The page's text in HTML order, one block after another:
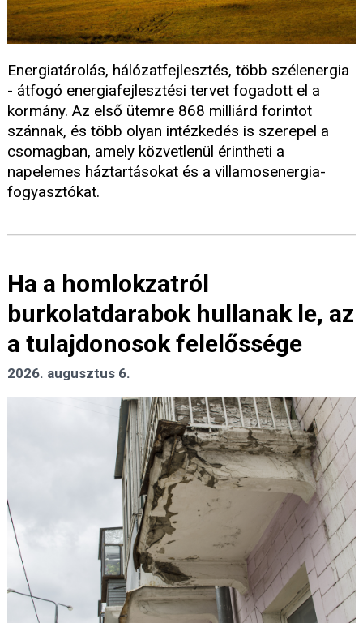
Energiatárolás, hálózatfejlesztés, több szélenergia
- átfogó energiafejlesztési tervet fogadott el a
kormány. Az első ütemre 868 milliárd forintot
szánnak, és több olyan intézkedés is szerepel a
csomagban, amely közvetlenül érintheti a
napelemes háztartásokat és a villamosenergia-
fogyasztókat.
Ha a homlokzatról
burkolatdarabok hullanak le, az
a tulajdonosok felelőssége
2026. augusztus 6.